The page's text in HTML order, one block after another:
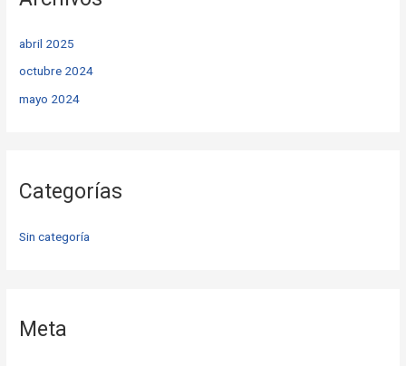
abril 2025
octubre 2024
mayo 2024
Categorías
Sin categoría
Meta